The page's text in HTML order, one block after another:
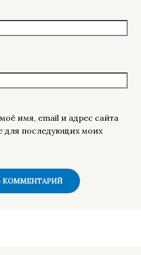
имя, email и адрес сайта
для последующих моих